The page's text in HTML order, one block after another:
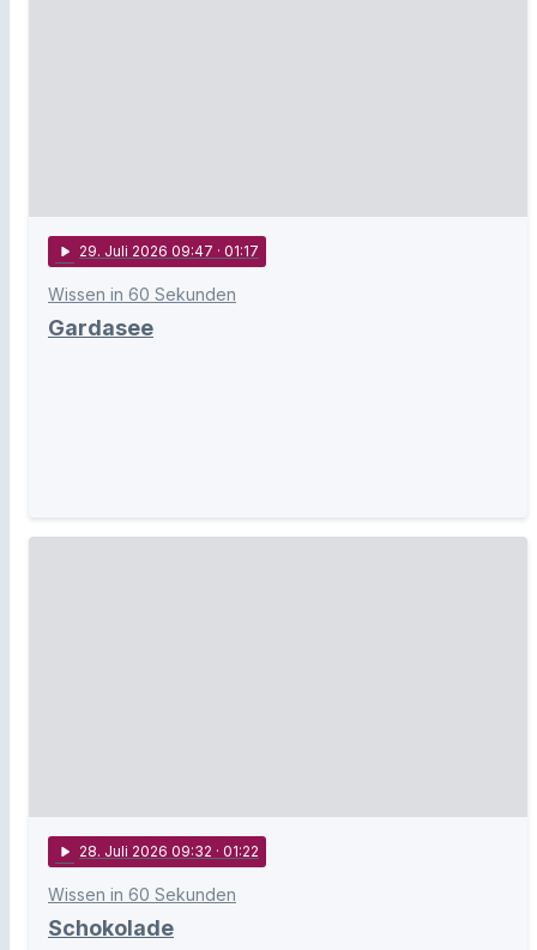
play_arrow 29. Juli 2026 09:47 · 01:17
Wissen in 60 Sekunden
Gardasee
play_arrow 28. Juli 2026 09:32 · 01:22
Wissen in 60 Sekunden
Schokolade